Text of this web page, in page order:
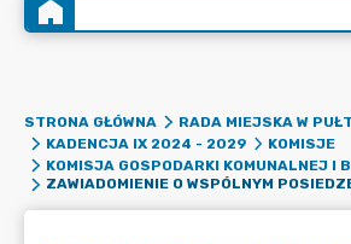
STRONA GŁÓWNA
RADA MIEJSKA W
KADENCJA IX 2024 - 2029
KOMISJE
KOMISJA GOSPODARKI KOMUNALNEJ I